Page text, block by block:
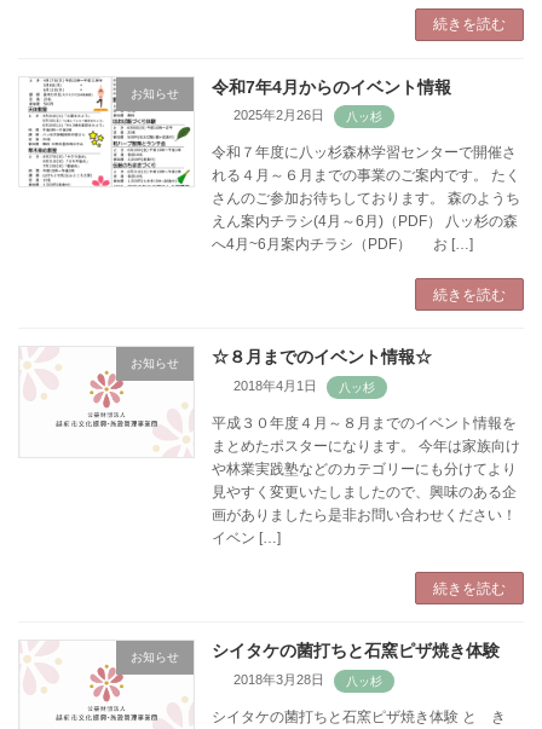
続きを読む
お知らせ 令和7年4月からのイベント情報
2025年2月26日
令和７年度に八ッ杉森林学習センターで開催さ
れる４月～６月までの事業のご案内です。 たく
さんのご参加お待ちしております。 森のようち
えん案内チラシ(4月～6月)（PDF） 八ッ杉の森
へ4月~6月案内チラシ（PDF） お […]
続きを読む
お知らせ ☆８月までのイベント情報☆
2018年4月1日
平成３０年度４月～８月までのイベント情報を
まとめたポスターになります。 今年は家族向け
や林業実践塾などのカテゴリーにも分けてより
見やすく変更いたしましたので、興味のある企
画がありましたら是非お問い合わせください！
イベン […]
続きを読む
お知らせ シイタケの菌打ちと石窯ピザ焼き体験
2018年3月28日
シイタケの菌打ちと石窯ピザ焼き体験 と き